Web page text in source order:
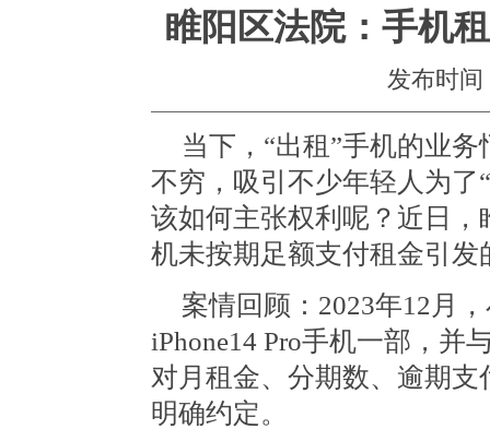
睢阳区法院：手机
发布时间
当下，“出租”手机的业
不穷，吸引不少年轻人为了
该如何主张权利呢？近日
机未按期足额支付租金引
案情回顾：2023年12月
iPhone14 Pro手机一部，并
对月租金、分期数、逾期
明确约定。